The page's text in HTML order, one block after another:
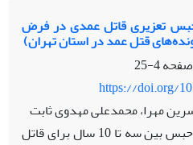
حبس تعزیری قاتل عمدی در فرض
قتل عمد در استان تهران)
4-25
https://doi.org/
مهرا، محمدعلی مهدوی ثابت
تعیین میزان مجازات حبس بین سه تا 10 سال برای قاتل